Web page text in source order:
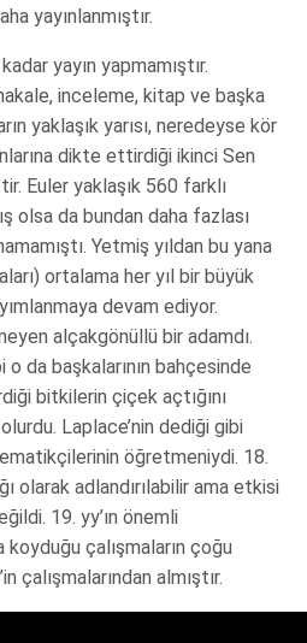
yayınlanmıştır.
yayın yapmamıştır.
inceleme, kitap ve başka
yaklaşık yarısı, neredeyse kör
dikte ettirdiği ikinci Sen
Euler yaklaşık 560 farklı
olsa da bundan daha fazlası
Yetmiş yıldan bu yana
ortalama her yıl bir büyük
devam ediyor.
alçakgönüllü bir adamdı.
da başkalarının bahçesinde
bitkilerin çiçek açtığını
Laplace’nin dediği gibi
öğretmeniydi. 18.
olarak adlandırılabilir ama etkisi
19. yy’ın önemli
çalışmaların çoğu
çalışmalarından almıştır.